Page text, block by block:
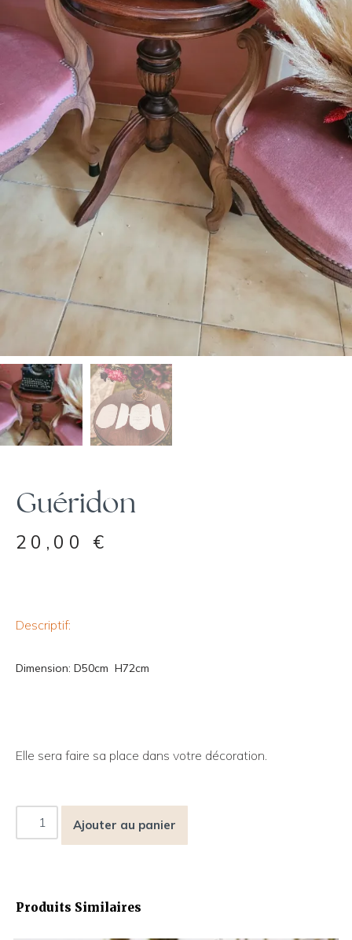
Guéridon
20,00 €
Descriptif:
Dimension: D50cm H72cm
Elle sera faire sa place dans votre décoration.
Ajouter au panier
Produits Similaires